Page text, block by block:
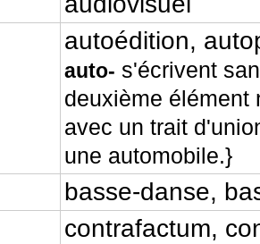
autoédition,
auto- s'écrivent
deuxième
avec un trait
une automobile.}
basse-danse,
contrafactum,